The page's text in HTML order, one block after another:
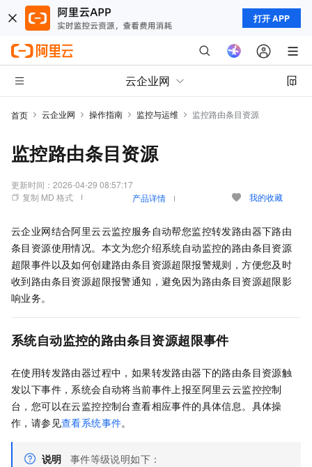
打开 APP
云企业网
首页 云企业网 操作指南 监控与运维 监控路由条目资源
监控路由条目资源
更新时间： 2026-04-29 08:57:17
复制 MD 格式
产品详情 我的收藏
云企业网结合阿里云云监控服务自动帮您监控转发路由器下路由
条目资源使用情况。本文为您介绍系统自动监控的路由条目资源
超限事件以及如何创建路由条目资源超限报警规则，方便您及时
收到路由条目资源超限报警通知，避免因为路由条目资源超限影
响业务。
系统自动监控的路由条目资源超限事件
在使用转发路由器过程中，如果转发路由器下的路由条目资源触
发以下事件，系统会自动将当前事件上报至阿里云云监控控制
台，您可以在云监控控制台查看相应事件的具体信息。具体操
作，请参见查看系统事件。
说明
事件等级说明如下：